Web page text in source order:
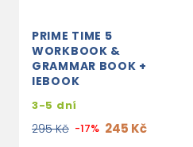
PRIME TIME 5
WORKBOOK &
GRAMMAR BOOK +
IEBOOK
3-5 dní
295 Kč -17% 245 Kč